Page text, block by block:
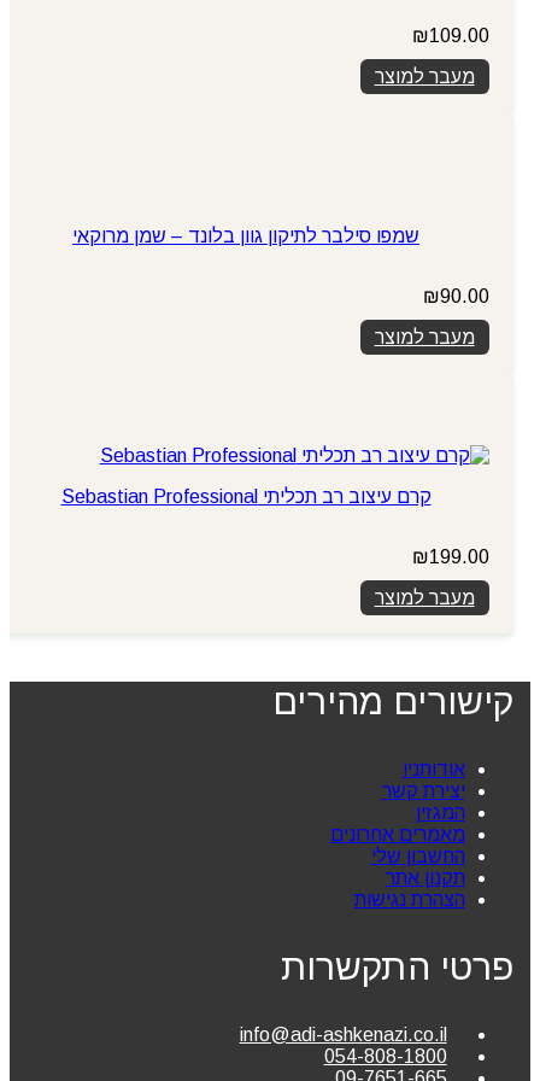
₪109.00
מעבר למוצר
שמפו סילבר לתיקון גוון בלונד – שמן מרוקאי
₪90.00
מעבר למוצר
קרם עיצוב רב תכליתי Sebastian Professional
₪199.00
מעבר למוצר
קישורים מהירים
אודותניו
יצירת קשר
המגזין
מאמרים אחרונים
החשבון שלי
תקנון אתר
הצהרת נגישות
פרטי התקשרות
info@adi-ashkenazi.co.il
054-808-1800